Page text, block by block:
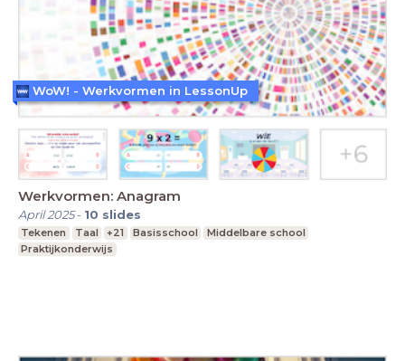
Werkvormen: Anagram
April 2025- 10 slides
Tekenen Taal +21 Basisschool
Middelbare school
Praktijkonderwijs
WoW! - Werkvormen in LessonUp